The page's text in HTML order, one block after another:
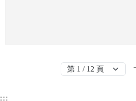
:::